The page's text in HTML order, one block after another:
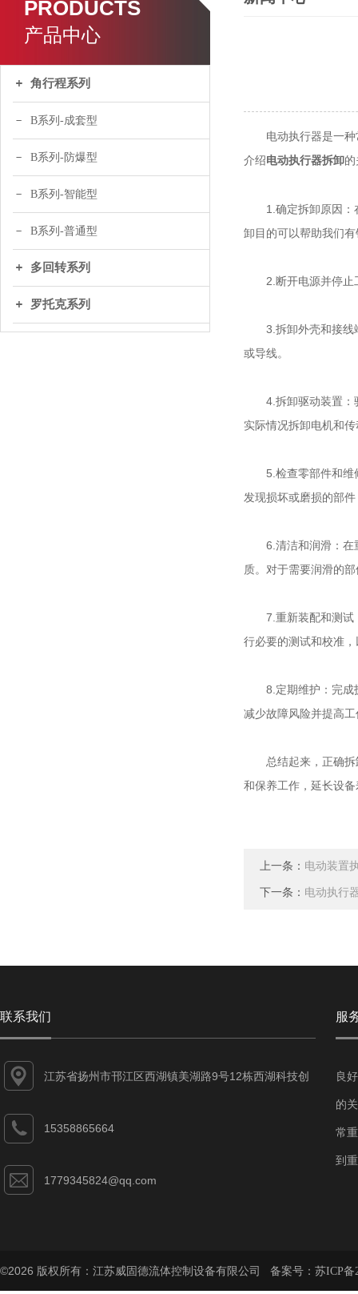
PRODUCTS
产品中心
角行程系列
B系列-成套型
B系列-防爆型
B系列-智能型
B系列-普通型
多回转系列
罗托克系列
电动执行器是一种常
介绍电动执行器拆卸
1.确定拆卸原因：在
卸目的可以帮助我们
2.断开电源并停止工
3.拆卸外壳和接线端
或导线。
4.拆卸驱动装置：驱
实际情况拆卸电机和
5.检查零部件和维修
发现损坏或磨损的部
6.清洁和润滑：在重
质。对于需要润滑的
7.重新装配和测试：
行必要的测试和校准
8.定期维护：完成拆
减少故障风险并提高
总结起来，正确拆卸
和保养工作，延长设
上一条： 电动装置
下一条： 电动执行
联系我们
江苏省扬州市邗江区西湖镇美湖路9号12栋西湖科技创
15358865664
1779345824@qq.com
服
良
的
常
到
©2026 版权所有：江苏威固德流体控制设备有限公司 备案号： 苏ICP备